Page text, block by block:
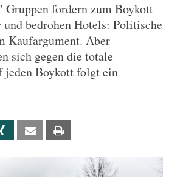
fordern zum Boykott
bedrohen Hotels: Politische
Kaufargument. Aber
sich gegen die totale
jeden Boykott folgt ein
Xing Email